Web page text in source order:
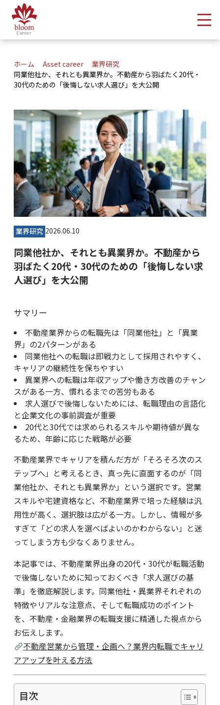
メ
ホーム Asset career
業界研究
同業他社か、それとも異業界か。不動産から羽ばたく20代・
30代のための「後悔しない求人選び」を大公開
業界研究 2026.06.10
同業他社か、それとも異業界か。不動産から
羽ばたく20代・30代のための「後悔しない求
人選び」を大公開
サマリー
不動産業界からの転職先は「同業他社」と「異業
界」の2パターンがある
同業他社への転職は即戦力として採用されやすく、
キャリアの継続性を保ちやすい
異業界への転職は年収アップや働き方改善のチャン
スがある一方、慣れるまでの苦労もある
求人選びで後悔しないためには、転職理由の言語化
と企業文化の事前調査が重要
20代と30代では求められるスキルや期待値が異な
るため、年齢に応じた戦略が必要
不動産業界でキャリアを積んだ方が「そろそろ次のス
テップへ」と考えるとき、真っ先に直面するのが「同
業他社か、それとも異業界か」という選択です。営業
スキルや宅建資格など、不動産業界で培った経験は汎
用性が高く、選択肢は広がる一方。しかし、情報が多
すぎて「どの求人を選べばよいのかわからない」と迷
ってしまう方も少なくありません。
本記事では、不動産業界出身の20代・30代が転職活動
で後悔しないために知っておくべき「求人選びの基
準」を徹底解説します。同業他社・異業界それぞれの
特徴やリアルな注意点、そして転職成功のポイント
を、不動産・金融業界の転職支援に精通した視点から
お伝えします。
不動産営業から管理・企画へ？業界内転職でキャリ
アアップを叶える方法
目次